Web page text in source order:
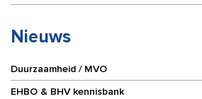
Nieuws
Duurzaamheid / MVO
EHBO & BHV kennisbank